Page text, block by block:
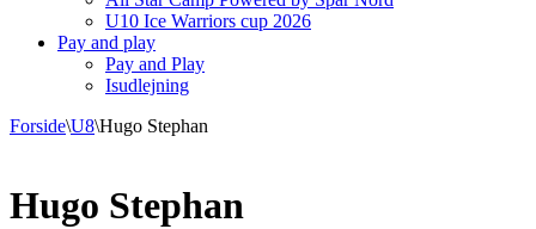
U10 Ice Warriors cup 2026
Pay and play
Pay and Play
Isudlejning
Forside\U8\Hugo Stephan
Hugo Stephan